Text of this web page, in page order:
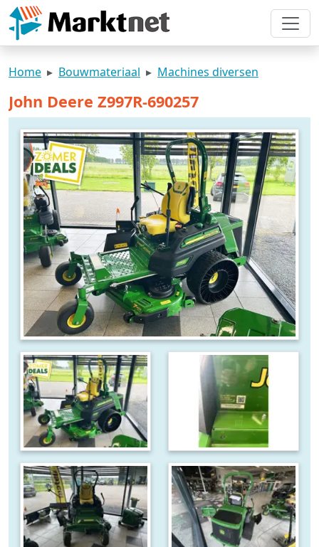
Home Bouwmateriaal Machines diversen
John Deere Z997R-690257